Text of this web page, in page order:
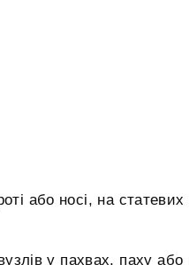
або носі, на статевих
у пахвах, паху або